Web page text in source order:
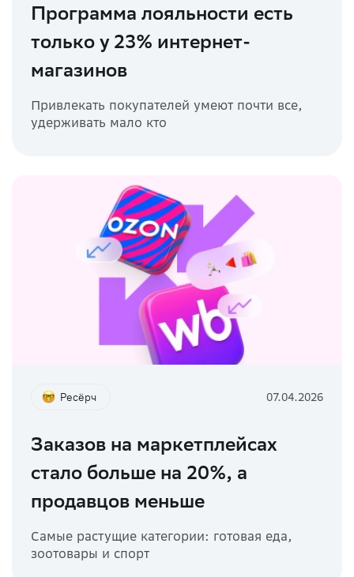
Программа лояльности есть
только у 23% интернет-
магазинов
Привлекать покупателей умеют почти все,
удерживать мало кто
Ресёрч 07.04.2026
Заказов на маркетплейсах
стало больше на 20%, а
продавцов меньше
Самые растущие категории: готовая еда,
зоотовары и спорт